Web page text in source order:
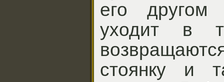
его другом
уходит в
стоянку и